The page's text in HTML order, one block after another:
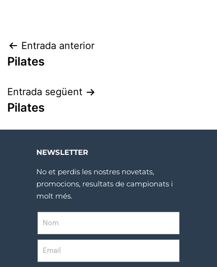
Entrada anterior
Pilates
Entrada següent
Pilates
NEWSLETTER
No et perdis les nostres novetats,
promocions, resultats de campionats i
molt més.